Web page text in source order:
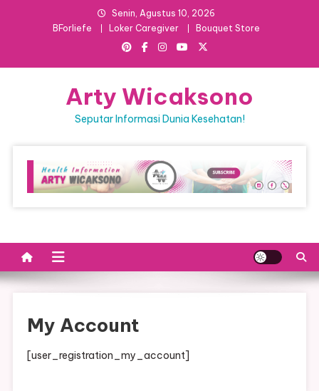
Senin, Agustus 10, 2026
BForliefe
Loker Caregiver Bouquet Store
Arty Wicaksono
Seputar Informasi Dunia Kesehatan!
My Account
[user_registration_my_account]